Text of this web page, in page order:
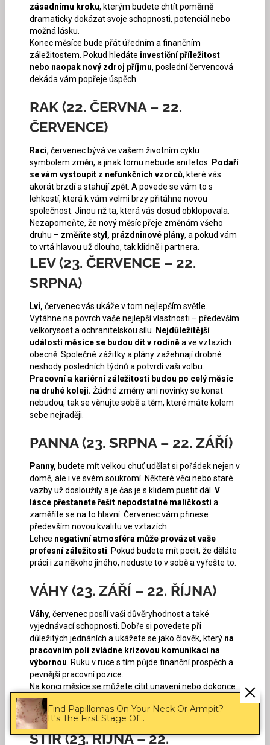
Find Papillomas On Your Neck Or Armpit?
It's The First Stage Of...
zásadnímu kroku, kterým budete chtít poměrně
dramaticky dokázat svoje schopnosti, potenciál nebo
možná lásku.
Konec měsíce bude přát úředním a finančním
záležitostem. Pokud hledáte investiční příležitost
nebo naopak nový zdroj příjmu, poslední červencová
dekáda vám popřeje úspěch.
RAK (22. ČERVNA – 22.
ČERVENCE)
Raci, červenec bývá ve vašem životním cyklu
symbolem změn, a jinak tomu nebude ani letos. Podaří
se vám vystoupit z nefunkčních vzorců, které vás
akorát brzdí a stahují zpět. A povede se vám to s
lehkostí, která k vám velmi brzy přitáhne novou
společnost. Jinou nž ta, která vás dosud obklopovala.
Nezapomeňte, že nový měsíc přeje změnám všeho
druhu – změňte styl, prázdninové plány, a pokud vám
to vrtá hlavou už dlouho, tak klidně i partnera.
LEV (23. ČERVENCE – 22.
SRPNA)
Lvi, červenec vás ukáže v tom nejlepším světle.
Vytáhne na povrch vaše nejlepší vlastnosti – především
velkorysost a ochranitelskou sílu. Nejdůležitější
události měsíce se budou dít v rodiněa ve vztazích
obecně. Společné zážitky a plány zažehnají drobné
neshody posledních týdnů a potvrdí vaši volbu.
Pracovní a kariérní záležitosti budou po celý měsíc
na druhé koleji. Žádné změny ani novinky se konat
nebudou, tak se věnujte sobě a těm, které máte kolem
sebe nejraději.
PANNA (23. SRPNA – 22. ZÁŘÍ)
Panny, budete mít velkou chuť udělat si pořádek nejen v
domě, ale i ve svém soukromí. Některé věci nebo staré
vazby už dosloužily a je čas je s klidem pustit dál. V
lásce přestanete řešit nepodstatné maličkosti a
zaměříte se na to hlavní. Červenec vám přinese
především novou kvalitu ve vztazích.
Lehce negativní atmosféra může provázet vaše
profesní záležitosti . Pokud budete mít pocit, že děláte
práci i za někoho jiného, neduste to v sobě a vyřešte to.
VÁHY (23. ZÁŘÍ – 22. ŘÍJNA)
Váhy, červenec posílí vaši důvěryhodnost a také
vyjednávací schopnosti. Dobře si povedete při
důležitých jednáních a ukážete se jako člověk, který na
pracovním poli zvládne krizovou komunikaci na
výbornou . Ruku v ruce s tím půjde finanční prospěch a
pevnější pracovní pozice.
Na konci měsíce se můžete cítit unavení nebo dokonce
vyhořelí. Pamatujte na to s předstihem a
podělte svůj čas mezi práci a odpočinek .
ŠTÍR (23. ŘÍJNA – 22.